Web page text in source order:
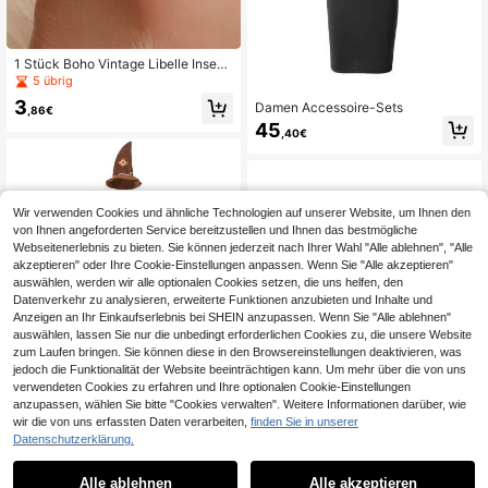
1 Stück Boho Vintage Libelle Insekt
en Fußkettchen für Frauen, einfach
hmuck Accessoires
5 übrig
3 ,86€
Damen Accessoire-Sets
55,00€
Damen Accessoire-Sets
45 ,40€
1
Wir verwenden Cookies und ähnliche Technologien auf unserer Website, um Ihnen den
von Ihnen angeforderten Service bereitzustellen und Ihnen das bestmögliche
Webseitenerlebnis zu bieten. Sie können jederzeit nach Ihrer Wahl "Alle ablehnen", "Alle
akzeptieren" oder Ihre Cookie-Einstellungen anpassen. Wenn Sie "Alle akzeptieren"
auswählen, werden wir alle optionalen Cookies setzen, die uns helfen, den
Datenverkehr zu analysieren, erweiterte Funktionen anzubieten und Inhalte und
Anzeigen an Ihr Einkaufserlebnis bei SHEIN anzupassen. Wenn Sie "Alle ablehnen"
auswählen, lassen Sie nur die unbedingt erforderlichen Cookies zu, die unsere Website
zum Laufen bringen. Sie können diese in den Browsereinstellungen deaktivieren, was
jedoch die Funktionalität der Website beeinträchtigen kann. Um mehr über die von uns
verwendeten Cookies zu erfahren und Ihre optionalen Cookie-Einstellungen
anzupassen, wählen Sie bitte "Cookies verwalten". Weitere Informationen darüber, wie
wir die von uns erfassten Daten verarbeiten, finden Sie in unserer
Datenschutzerklärung.
Alle ablehnen Alle akzeptieren